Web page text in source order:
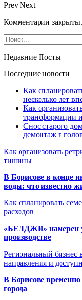
Prev Next
Комментарии закрыты.
Недавние Посты
Последние новости
Как
несколько лет
Как
трансформации
Снос старого
демонтаж в
Как организовать
тишины
В Борисове в конце
воды: что известно
Как спланировать
расходов
«БЕЛДЖИ» намерен
производстве
Региональный бизнес
направления и
В Борисове
города